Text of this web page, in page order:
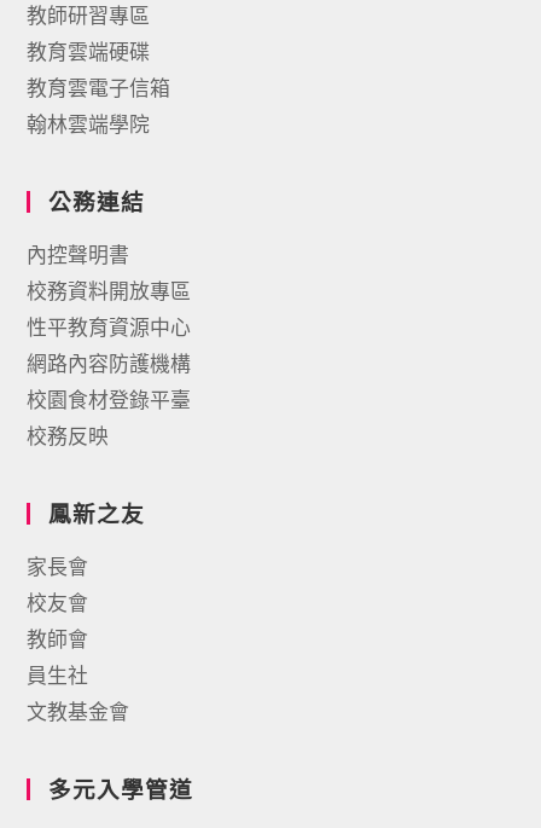
教師研習專區
教育雲端硬碟
教育雲電子信箱
翰林雲端學院
公務連結
內控聲明書
校務資料開放專區
性平教育資源中心
網路內容防護機構
校園食材登錄平臺
校務反映
鳳新之友
家長會
校友會
教師會
員生社
文教基金會
多元入學管道